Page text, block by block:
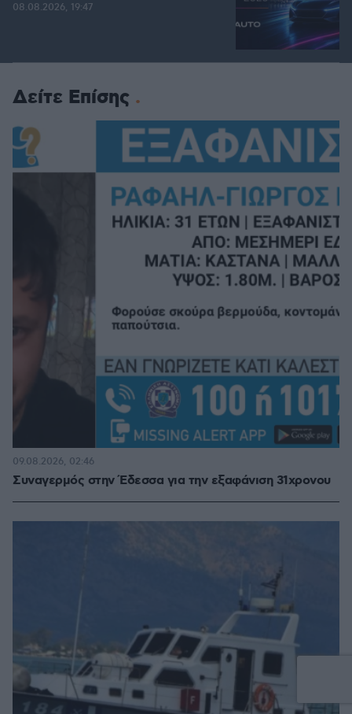
08.08.2026, 19:47
Δείτε Επίσης
Συναγερμός στην Έδεσσα για την εξαφάνιση 31χρονου
09.08.2026, 02:46